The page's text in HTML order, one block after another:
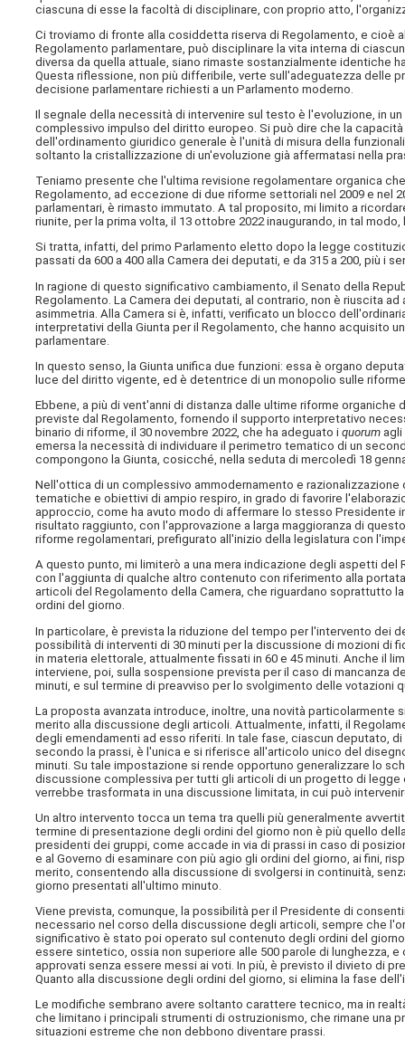
ciascuna di esse la facoltà di disciplinare, con proprio atto,
Ci troviamo di fronte alla cosiddetta riserva di Regolamento, e
Regolamento parlamentare, può disciplinare la vita interna di
diversa da quella attuale, siano rimaste sostanzialmente identiche
Questa riflessione, non più differibile, verte sull'adeguatezza delle
decisione parlamentare richiesti a un Parlamento moderno.
Il segnale della necessità di intervenire sul testo è l'evoluzione, in
complessivo impulso del diritto europeo. Si può dire che la
dell'ordinamento giuridico generale è l'unità di misura della
soltanto la cristallizzazione di un'evoluzione già affermatasi nella
Teniamo presente che l'ultima revisione regolamentare organica
Regolamento, ad eccezione di due riforme settoriali nel 2009 e nel
parlamentari, è rimasto immutato. A tal proposito, mi limito a
riunite, per la prima volta, il 13 ottobre 2022 inaugurando, in tal
Si tratta, infatti, del primo Parlamento eletto dopo la legge
passati da 600 a 400 alla Camera dei deputati, e da 315 a 200, più i
In ragione di questo significativo cambiamento, il Senato della
Regolamento. La Camera dei deputati, al contrario, non è riuscita
asimmetria. Alla Camera si è, infatti, verificato un blocco
interpretativi della Giunta per il Regolamento, che hanno acquisito
parlamentare.
In questo senso, la Giunta unifica due funzioni: essa è organo
luce del diritto vigente, ed è detentrice di un monopolio sulle
Ebbene, a più di vent'anni di distanza dalle ultime riforme
previste dal Regolamento, fornendo il supporto interpretativo
binario di riforme, il 30 novembre 2022, che ha adeguato iquorum
emersa la necessità di individuare il perimetro tematico di un
compongono la Giunta, cosicché, nella seduta di mercoledì 18
Nell'ottica di un complessivo ammodernamento e
tematiche e obiettivi di ampio respiro, in grado di favorire
approccio, come ha avuto modo di affermare lo stesso
risultato raggiunto, con l'approvazione a larga maggioranza di
riforme regolamentari, prefigurato all'inizio della legislatura con
A questo punto, mi limiterò a una mera indicazione degli aspetti
con l'aggiunta di qualche altro contenuto con riferimento alla
articoli del Regolamento della Camera, che riguardano soprattutto
ordini del giorno.
In particolare, è prevista la riduzione del tempo per l'intervento dei
possibilità di interventi di 30 minuti per la discussione di mozioni di
in materia elettorale, attualmente fissati in 60 e 45 minuti. Anche il
interviene, poi, sulla sospensione prevista per il caso di mancanza
minuti, e sul termine di preavviso per lo svolgimento delle votazioni
La proposta avanzata introduce, inoltre, una novità
merito alla discussione degli articoli. Attualmente, infatti, il
degli emendamenti ad esso riferiti. In tale fase, ciascun deputato,
secondo la prassi, è l'unica e si riferisce all'articolo unico del
minuti. Su tale impostazione si rende opportuno generalizzare lo
discussione complessiva per tutti gli articoli di un progetto di
verrebbe trasformata in una discussione limitata, in cui può
Un altro intervento tocca un tema tra quelli più generalmente
termine di presentazione degli ordini del giorno non è più quello
presidenti dei gruppi, come accade in via di prassi in caso di
e al Governo di esaminare con più agio gli ordini del giorno, ai fini,
merito, consentendo alla discussione di svolgersi in continuità,
giorno presentati all'ultimo minuto.
Viene prevista, comunque, la possibilità per il Presidente di
necessario nel corso della discussione degli articoli, sempre che
significativo è stato poi operato sul contenuto degli ordini del
essere sintetico, ossia non superiore alle 500 parole di lunghezza,
approvati senza essere messi ai voti. In più, è previsto il divieto di
Quanto alla discussione degli ordini del giorno, si elimina la fase
Le modifiche sembrano avere soltanto carattere tecnico, ma in
che limitano i principali strumenti di ostruzionismo, che rimane una
situazioni estreme che non debbono diventare prassi.